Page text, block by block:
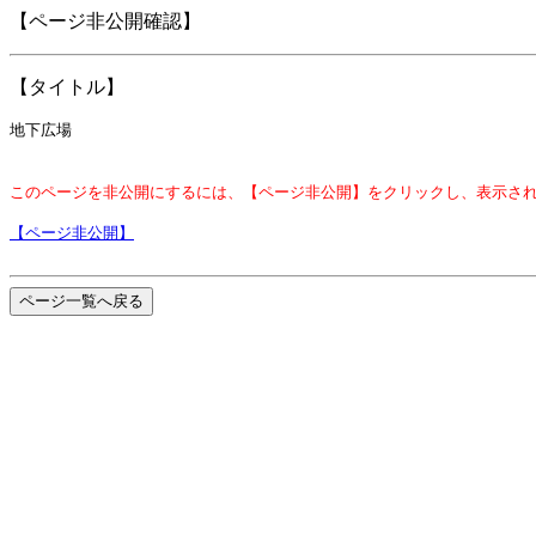
【ページ非公開確認】
【タイトル】
地下広場
このページを非公開にするには、【ページ非公開】をクリックし、表示さ
【ページ非公開】